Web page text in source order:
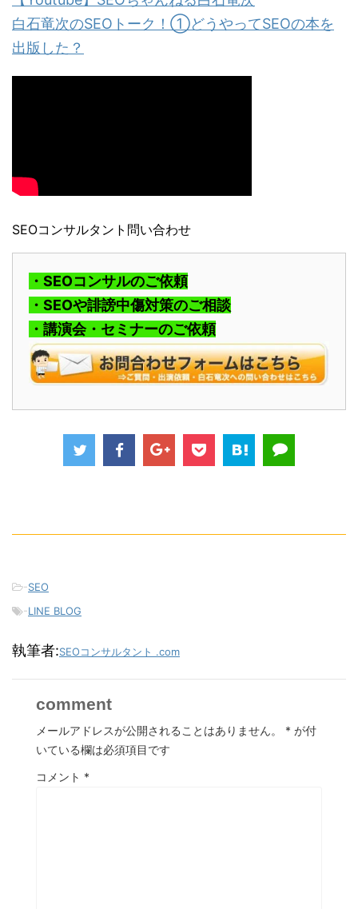
白石竜次のSEOトーク！①どうやってSEOの本を
出版した？
SEOコンサルタント問い合わせ
・SEOコンサルのご依頼
・SEOや誹謗中傷対策のご相談
・講演会・セミナーのご依頼
-SEO
-LINE BLOG
執筆者:SEOコンサルタント .com
comment
メールアドレスが公開されることはありません。 * が付
いている欄は必須項目です
コメント *